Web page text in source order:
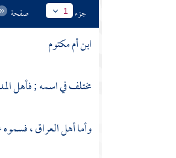
جزء 1 صفحة
ابن أم مكتوم
مختلف في اسمه ;فأهل
وأماأهل العراق، فسموه